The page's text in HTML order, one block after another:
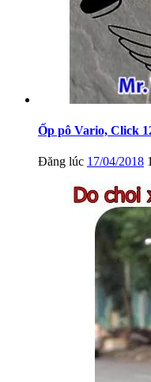
Ốp pô Vario, Click
Đăng lúc 17/04/2018